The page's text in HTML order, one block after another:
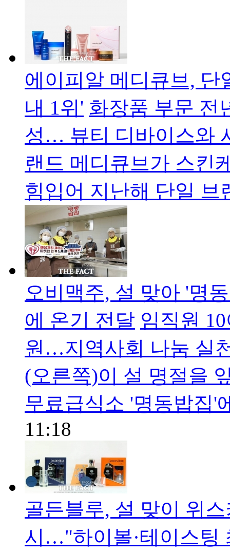
에이피알 메디큐브,
내 1위' 화장품 부문 전
성… 뷰티 디바이스와
랜드 메디큐브가 스킨
힘입어 지난해 단일 브
오비맥주, 설 맞아 '명
에 온기 전달 임직원
원…지역사회 나눔 실
(오른쪽)이 설 명절을
무료급식소 '명동밥집'
11:18
골든블루, 설 맞이 위
시…"하이볼·테이스팅